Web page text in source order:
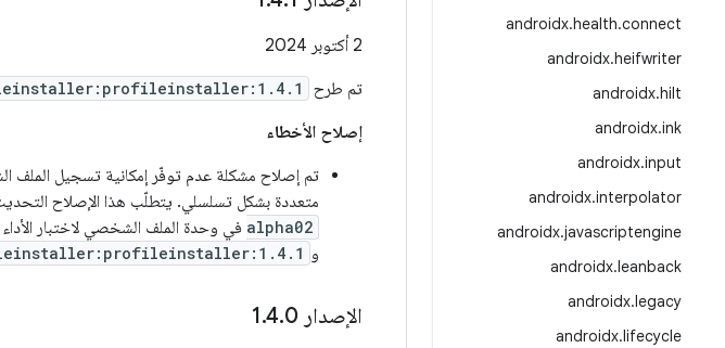
androidx.health.connect
androidx.heifwriter
androidx.hilt
androidx.ink
androidx.input
androidx.interpolator
androidx.javascriptengine
androidx.leanback
androidx.legacy
androidx.lifecycle
2 أكتوبر 2024
تم طرح
إصلاح الأخطاء
تم إصلاح مشكلة عدم توفّر إمكانية تسجيل الملف
متعددة بشكل تسلسلي. يتطلّب هذا الإصلاح
alpha02 في وحدة الملف الشخصي لاختبار
و
الإصدار 1 .4.0